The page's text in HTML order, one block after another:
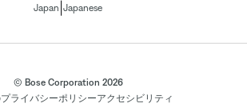
Japan Japanese
© Bose Corporation 2026
プライバシーポリシーアクセシビリティ